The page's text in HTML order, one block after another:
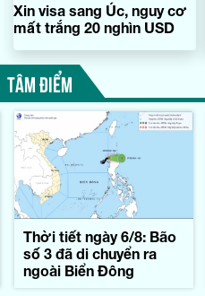
Xin visa sang Úc, nguy cơ
mất trắng 20 nghìn USD
TÂM ĐIỂM
Thời tiết ngày 6/8: Bão
số 3 đã di chuyển ra
ngoài Biển Đông